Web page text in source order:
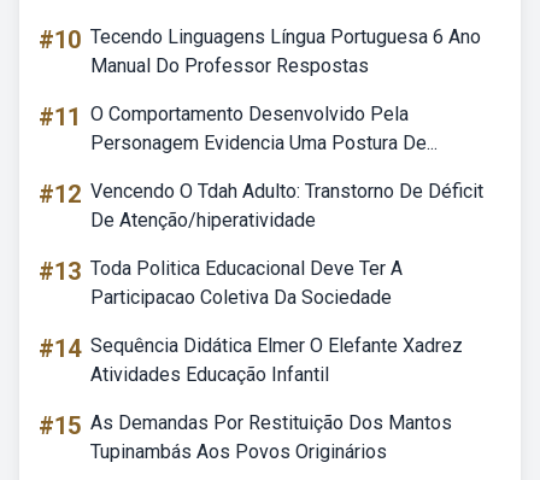
#10 Tecendo Linguagens Língua Portuguesa 6 Ano
Manual Do Professor Respostas
#11 O Comportamento Desenvolvido Pela
Personagem Evidencia Uma Postura De...
#12 Vencendo O Tdah Adulto: Transtorno De Déficit
De Atenção/hiperatividade
#13 Toda Politica Educacional Deve Ter A
Participacao Coletiva Da Sociedade
#14 Sequência Didática Elmer O Elefante Xadrez
Atividades Educação Infantil
#15 As Demandas Por Restituição Dos Mantos
Tupinambás Aos Povos Originários